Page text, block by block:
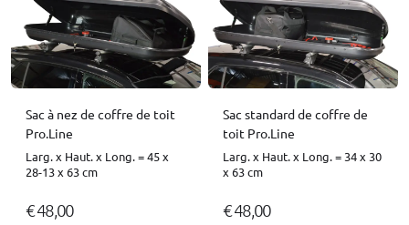
Sac à nez de coffre de toit
Pro.Line
Larg. x Haut. x Long. = 45 x
28-13 x 63 cm
€ 48,00
Sac standard de coffre de
toit Pro.Line
Larg. x Haut. x Long. = 34 x 30
x 63 cm
€ 48,00